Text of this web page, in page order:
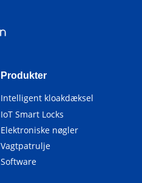
Produkter
Intelligent kloakdæksel
IoT Smart Locks
Elektroniske nøgler
Vagtpatrulje
Software